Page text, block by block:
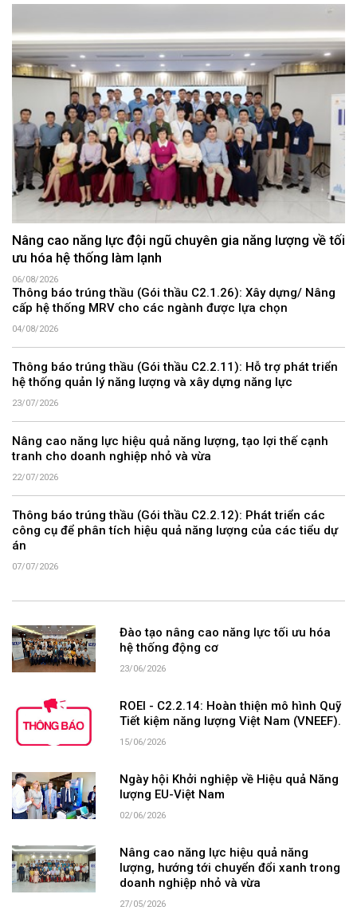
Nâng cao năng lực đội ngũ chuyên gia năng lượng về tối
ưu hóa hệ thống làm lạnh
06/08/2026
Thông báo trúng thầu (Gói thầu C2.1.26): Xây dựng/ Nâng
cấp hệ thống MRV cho các ngành được lựa chọn
04/08/2026
Thông báo trúng thầu (Gói thầu C2.2.11): Hỗ trợ phát triển
hệ thống quản lý năng lượng và xây dựng năng lực
23/07/2026
Nâng cao năng lực hiệu quả năng lượng, tạo lợi thế cạnh
tranh cho doanh nghiệp nhỏ và vừa
22/07/2026
Thông báo trúng thầu (Gói thầu C2.2.12): Phát triển các
công cụ để phân tích hiệu quả năng lượng của các tiểu dự
án
07/07/2026
Đào tạo nâng cao năng lực tối ưu hóa
hệ thống động cơ
23/06/2026
ROEI - C2.2.14: Hoàn thiện mô hình Quỹ
Tiết kiệm năng lượng Việt Nam (VNEEF).
15/06/2026
Ngày hội Khởi nghiệp về Hiệu quả Năng
lượng EU-Việt Nam
02/06/2026
Nâng cao năng lực hiệu quả năng
lượng, hướng tới chuyển đổi xanh trong
doanh nghiệp nhỏ và vừa
27/05/2026